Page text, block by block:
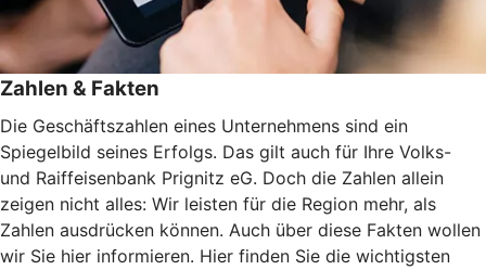
Zahlen & Fakten
Die Geschäftszahlen eines Unternehmens sind ein
Spiegelbild seines Erfolgs. Das gilt auch für Ihre Volks-
und Raiffeisenbank Prignitz eG. Doch die Zahlen allein
zeigen nicht alles: Wir leisten für die Region mehr, als
Zahlen ausdrücken können. Auch über diese Fakten wollen
wir Sie hier informieren. Hier finden Sie die wichtigsten